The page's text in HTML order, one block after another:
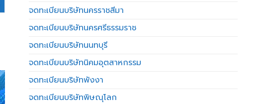
จดทะเบียนบริษัทนครราชสีมา
จดทะเบียนบริษัทนครศรีธรรมราช
จดทะเบียนบริษัทนนทบุรี
จดทะเบียนบริษัทนิคมอุตสาหกรรม
จดทะเบียนบริษัทพังงา
จดทะเบียนบริษัทพิษณุโลก